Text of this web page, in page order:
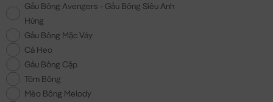
Gấu Bông Avengers - Gấu Bông Siêu Anh
Hùng
Gấu Bông Mặc Váy
Cá Heo
Gấu Bông Cặp
Tôm Bông
Mèo Bông Melody